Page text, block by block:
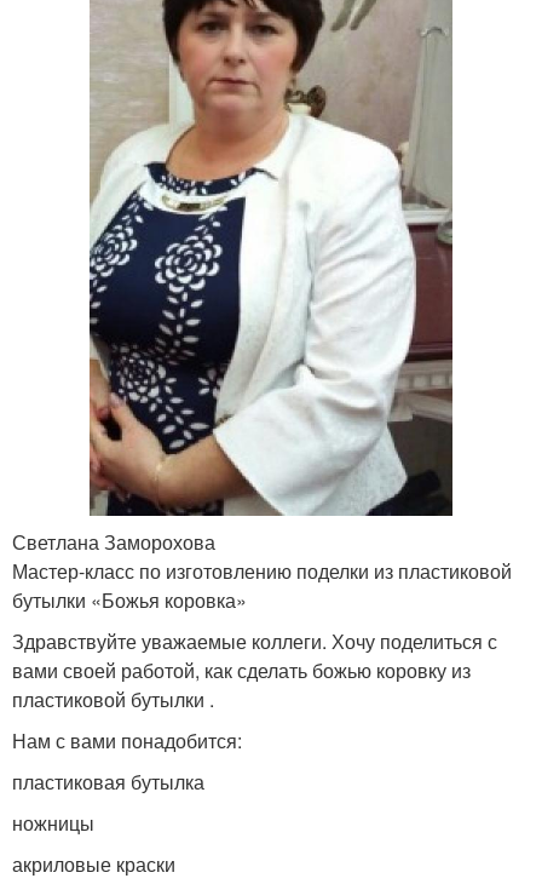
Светлана Заморохова
Мастер-класс по изготовлению поделки из пластиковой
бутылки «Божья коровка»
Здравствуйте уважаемые коллеги. Хочу поделиться с
вами своей работой, как сделать божью коровку из
пластиковой бутылки .
Нам с вами понадобится:
пластиковая бутылка
ножницы
акриловые краски